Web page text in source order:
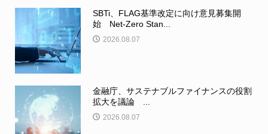
SBTi、FLAG基準改定に向け意見募集開
始 Net-Zero Stan...
2026.08.07
金融庁、サステナブルファイナンスの役割
拡大を議論 ...
2026.08.07